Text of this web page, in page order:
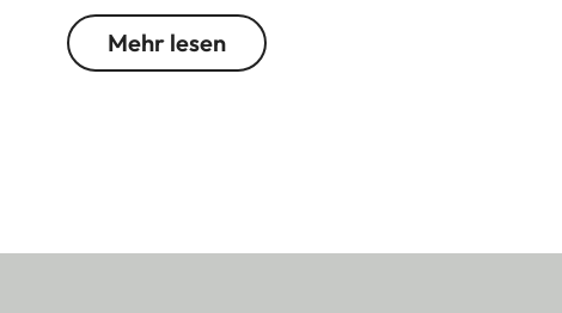
auf der Deckkappe, schwarz glänzend lackierte
den roten Leica Punkt aus. Einen weiteren
Mehr lesen